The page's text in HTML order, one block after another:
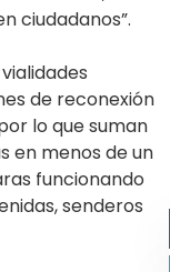
ciudadanos”.
de reconexión
lo que suman
en menos de un
funcionando
senderos